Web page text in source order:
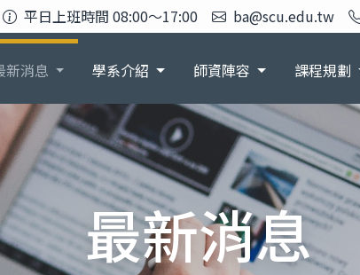
平日上班時間 08:00～17:00 ba@scu.edu.tw
新消息 學系介紹 師資陣容 課程規劃
最新消息